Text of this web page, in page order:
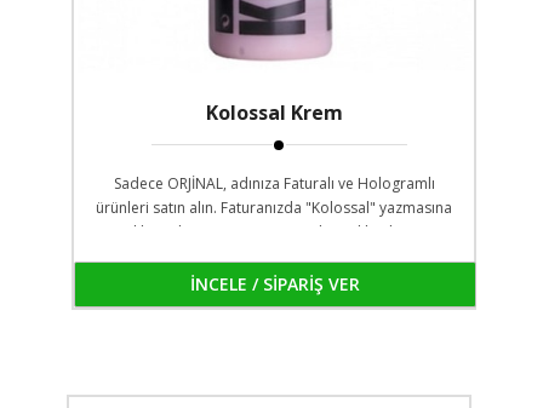
Kolossal Krem
Sadece ORJİNAL, adınıza Faturalı ve Hologramlı
ürünleri satın alın. Faturanızda "Kolossal" yazmasına
Dikkat Edin! Faturanız size teslim edilen kargo
yapmadan faturanızı kontrol edebilirsin
İNCELE / SİPARİŞ VER